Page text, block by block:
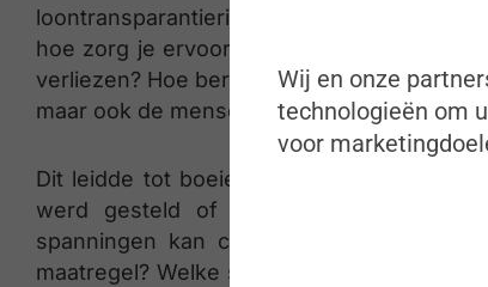
loontransparantierichtlijn. Het is een
hoe zorg je ervoor dat je binnen de
verliezen? Hoe bereiden we ons voor op
maar ook de menselijke kant van het
Dit leidde tot boeiende discussies over
werd gesteld of volledige
spanningen kan creëren binnen teams.
maatregel? Welke stappen kunnen
Wij en onze
technologieën om
voor